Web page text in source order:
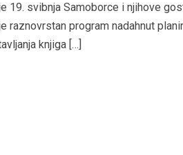
19. svibnja Samoborce i njihove
raznovrstan program nadahnut
knjiga […]